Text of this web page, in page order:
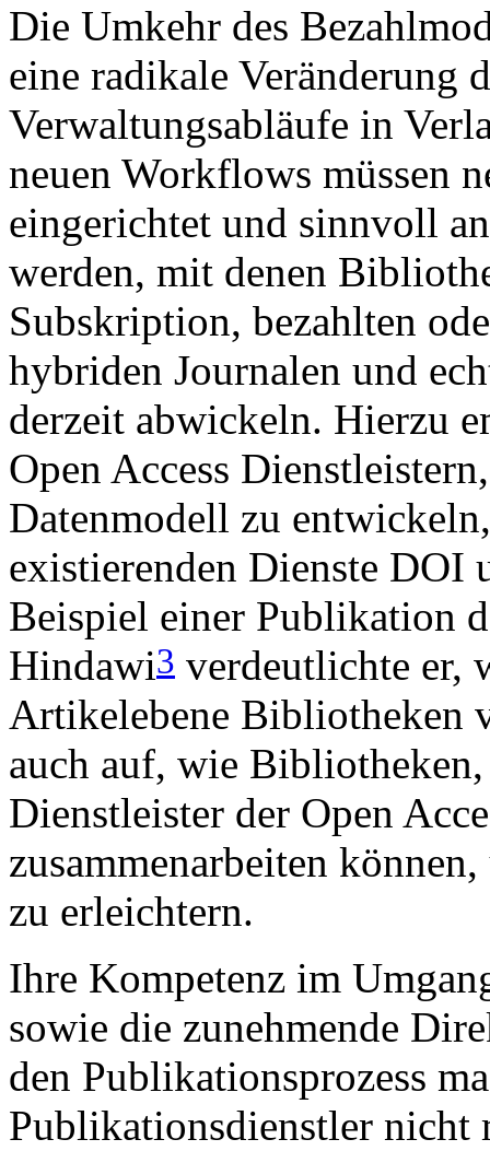
Die Umkehr des
eine radikale Veränderung
Verwaltungsabläufe in
neuen Workflows müssen
eingerichtet und sinnvoll
werden, mit denen
Subskription, bezahlten
hybriden Journalen und
derzeit abwickeln. Hierzu
Open Access
Datenmodell zu
existierenden Dienste DOI
Beispiel einer Publikation
Hindawi3 verdeutlichte er,
Artikelebene Bibliotheken
auch auf, wie
Dienstleister der Open
zusammenarbeiten
zu erleichtern.
Ihre Kompetenz im
sowie die zunehmende
den Publikationsprozess
Publikationsdienstler nicht